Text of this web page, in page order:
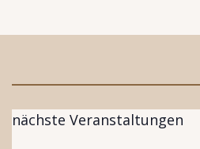
nächste Veranstaltungen